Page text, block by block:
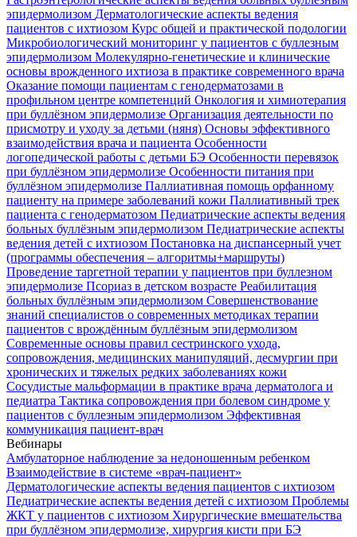
эпидермолизом Дерматологические аспекты ведения
пациентов с ихтиозом Курс общей и практической подологии
Микробиологический мониторинг у пациентов с буллезным
эпидермолизом Молекулярно-генетические и клинические
основы врожденного ихтиоза в практике современного врача
Оказание помощи пациентам с генодерматозами в
профильном центре компетенций Онкология и химиотерапия
при буллёзном эпидермолизе Организация деятельности по
присмотру и уходу за детьми (няня) Основы эффективного
взаимодействия врача и пациента Особенности
логопедической работы с детьми БЭ Особенности перевязок
при буллёзном эпидермолизе Особенности питания при
буллёзном эпидермолизе Паллиативная помощь орфанному
пациенту на примере заболеваний кожи Паллиативный трек
пациента с генодерматозом Педиатрические аспекты ведения
больных буллёзным эпидермолизом Педиатрические аспекты
ведения детей с ихтиозом Постановка на диспансерный учет
(программы обеспечения – алгоритмы+маршруты)
Проведение таргетной терапии у пациентов при буллезном
эпидермолизе Псориаз в детском возрасте Реабилитация
больных буллёзным эпидермолизом Совершенствование
знаний специалистов о современных методиках терапии
пациентов с врождённым буллёзным эпидермолизом
Современные основы правил сестринского ухода,
сопровождения, медицинских манипуляций, десмургии при
хронических и тяжелых редких заболеваниях кожи
Сосудистые мальформации в практике врача дерматолога и
педиатра Тактика сопровождения при болевом синдроме у
пациентов с буллезным эпидермолизом Эффективная
коммуникация пациент-врач
Вебинары
Амбулаторное наблюдение за недоношенным ребенком
Взаимодействие в системе «врач-пациент»
Дерматологические аспекты ведения пациентов с ихтиозом
Педиатрические аспекты ведения детей с ихтиозом Проблемы
ЖКТ у пациентов с ихтиозом Хирургические вмешательства
при буллёзном эпидермолизе, хирургия кисти при БЭ